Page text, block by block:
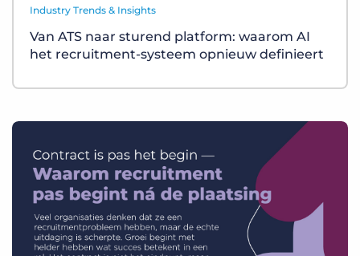
Industry Trends & Insights
Van ATS naar sturend platform: waarom AI
het recruitment-systeem opnieuw definieert